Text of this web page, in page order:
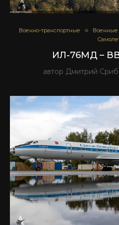
Военно-транспортные Военные
ИЛ-76МД –
автор Дмитрий